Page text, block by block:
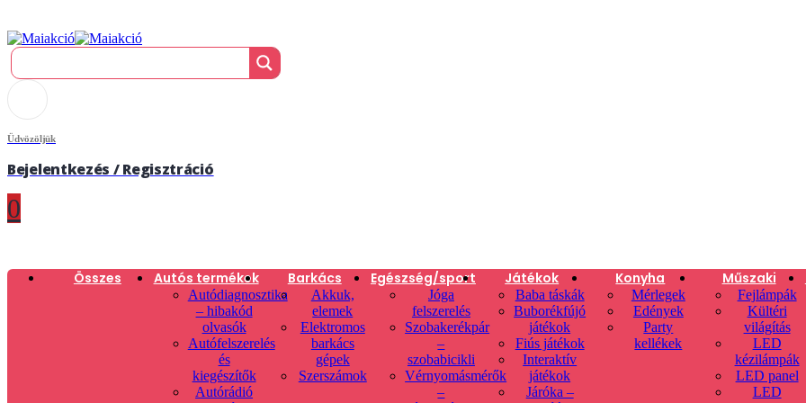
Üdvözöljük
Bejelentkezés / Regisztráció
0
Összes Autós termékek
Autódiagnosztika
– hibakód
olvasók
Autófelszerelés
és
kiegészítők
Autórádió
Barkács
Akkuk,
elemek
Elektromos
barkács
gépek
Szerszámok
Egészség/sport
Jóga
felszerelés
Szobakerékpár
–
szobabicikli
Vérnyomásmérők
–
Játékok
Baba táskák
Buborékfújó
játékok
Fiús játékok
Interaktív
játékok
Járóka –
Konyha
Mérlegek
Edények
Party
kellékek
Műszaki
Fejlámpák
Kültéri
világítás
LED
kézilámpák
LED panel
LED